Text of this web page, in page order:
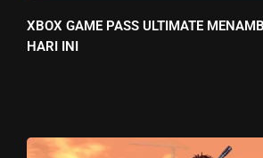
XBOX GAME PASS ULTIMATE
HARI INI